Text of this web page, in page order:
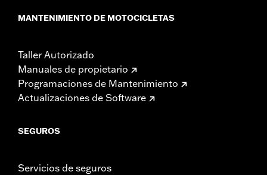
MANTENIMIENTO DE MOTOCICLETAS
Taller Autorizado
Manuales de propietario
Programaciones de Mantenimiento
Actualizaciones de Software
SEGUROS
Servicios de seguros